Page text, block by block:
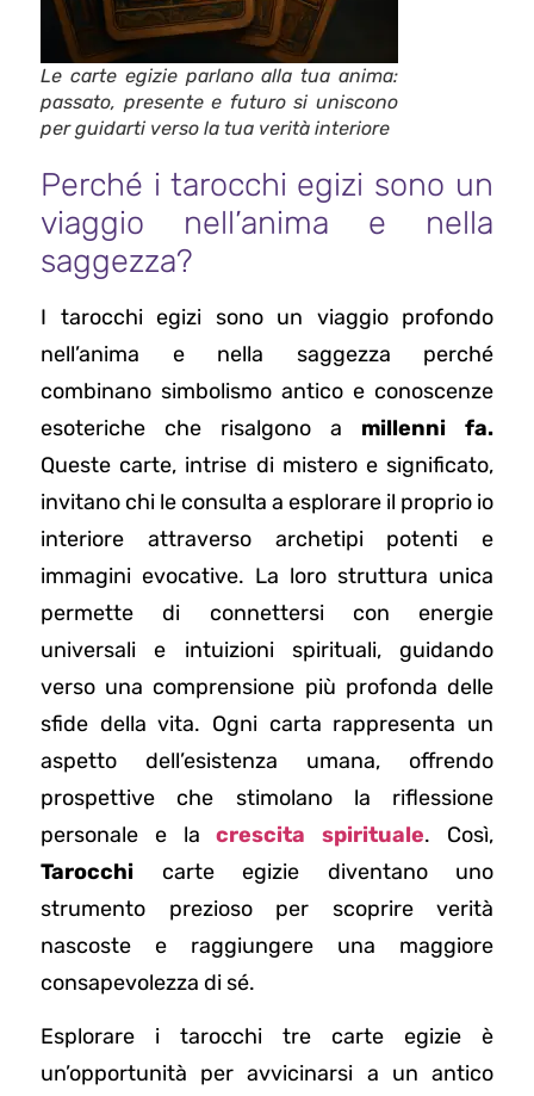
Le carte egizie parlano alla tua anima:
passato, presente e futuro si uniscono
per guidarti verso la tua verità interiore
Perché i tarocchi egizi sono un
viaggio nell’anima e nella
saggezza?
I tarocchi egizi sono un viaggio profondo
nell’anima e nella saggezza perché
combinano simbolismo antico e conoscenze
esoteriche che risalgono a millenni fa.
Queste carte, intrise di mistero e significato,
invitano chi le consulta a esplorare il proprio io
interiore attraverso archetipi potenti e
immagini evocative. La loro struttura unica
permette di connettersi con energie
universali e intuizioni spirituali, guidando
verso una comprensione più profonda delle
sfide della vita. Ogni carta rappresenta un
aspetto dell’esistenza umana, offrendo
prospettive che stimolano la riflessione
personale e lacrescita spirituale. Così,
Tarocchi carte egizie diventano uno
strumento prezioso per scoprire verità
nascoste e raggiungere una maggiore
consapevolezza di sé.
Esplorare i tarocchi tre carte egizie è
un’opportunità per avvicinarsi a un antico